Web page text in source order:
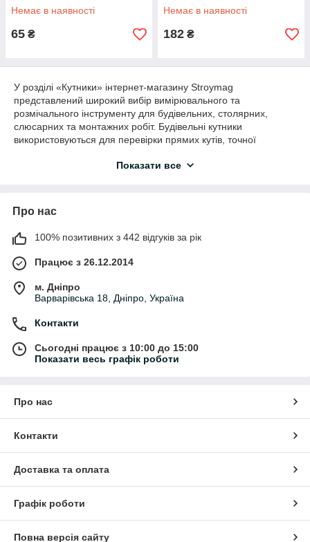
Немає в наявності
65 ₴
Немає в наявності
182 ₴
У розділі «Кутники» інтернет-магазину Stroymag
представлений широкий вибір вимірювального та
розмічального інструменту для будівельних, столярних,
слюсарних та монтажних робіт. Будівельні кутники
використовуються для перевірки прямих кутів, точної
Кутник є одним із базових інструментів для точного
та надійній конструкції він широко використовується як у
Що входить у категорію «Кутники»
• будівельні кутники
• столярні кутники
• металеві кутники
• розмічальні кутники
• комбіновані кутники
• кутники з двосторонньою шкалою
• кутники для столярних робіт
Для чого використовуються кутники
Кутники застосовуються для:
• контролю геометрії конструкцій
• столярних робіт
• монтажних робіт
Показати все
Про нас
100% позитивних з 442 відгуків за рік
Працює з 26.12.2014
м. Дніпро
Варварівська 18, Дніпро, Україна
Контакти
Сьогодні працює з 10:00 до 15:00
Показати весь графік роботи
Про нас
Контакти
Доставка та оплата
Графік роботи
Повна версія сайту